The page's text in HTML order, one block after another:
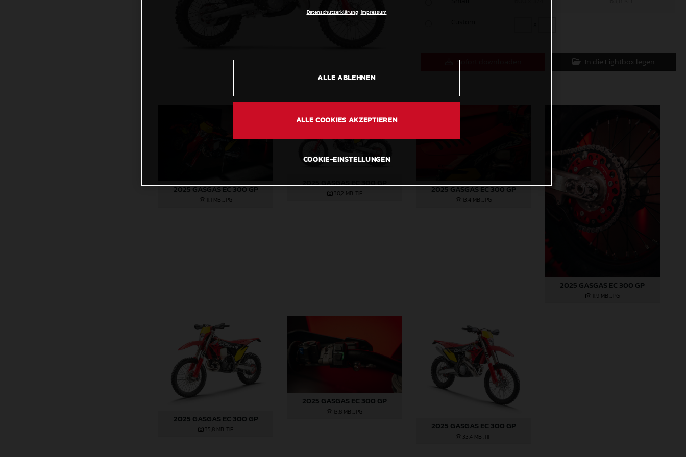
Sofort downloaden In die Lightbox legen
2025 GASGAS EC 300 GP
11,1 MB .JPG
2025 GASGAS EC 300 GP
30,2 MB .TIF 2025 GASGAS EC 300 GP
13,4 MB .JPG
2025 GASGAS EC 300 GP
11,9 MB .JPG
2025 GASGAS EC 300 GP
35,8 MB .TIF
2025 GASGAS EC 300 GP
13,8 MB .JPG
2025 GASGAS EC 300 GP
33,4 MB .TIF
Datenschutzerklärung Impressum
ALLE ABLEHNEN
ALLE COOKIES AKZEPTIEREN
COOKIE-EINSTELLUNGEN